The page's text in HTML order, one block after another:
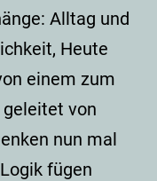
Alltag und
Heute
einem zum
von
nun mal
fügen